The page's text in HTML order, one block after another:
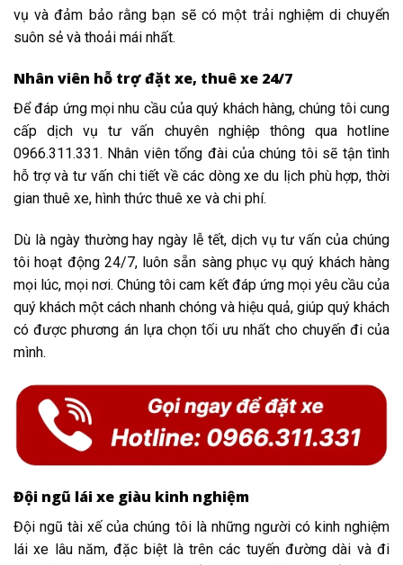
vụ và đảm bảo rằng bạn sẽ có một trải nghiệm di chuyển
suôn sẻ và thoải mái nhất.
Nhân viên hỗ trợ đặt xe, thuê xe 24/7
Để đáp ứng mọi nhu cầu của quý khách hàng, chúng tôi cung
cấp dịch vụ tư vấn chuyên nghiệp thông qua hotline
0966.311.331. Nhân viên tổng đài của chúng tôi sẽ tận tình
hỗ trợ và tư vấn chi tiết về các dòng xe du lịch phù hợp, thời
gian thuê xe, hình thức thuê xe và chi phí.
Dù là ngày thường hay ngày lễ tết, dịch vụ tư vấn của chúng
tôi hoạt động 24/7, luôn sẵn sàng phục vụ quý khách hàng
mọi lúc, mọi nơi. Chúng tôi cam kết đáp ứng mọi yêu cầu của
quý khách một cách nhanh chóng và hiệu quả, giúp quý khách
có được phương án lựa chọn tối ưu nhất cho chuyến đi của
mình.
Đội ngũ lái xe giàu kinh nghiệm
Đội ngũ tài xế của chúng tôi là những người có kinh nghiệm
lái xe lâu năm, đặc biệt là trên các tuyến đường dài và đi